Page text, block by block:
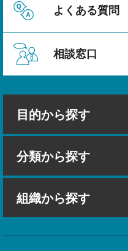
よくある質問
相談窓口
目的から探す
分類から探す
組織から探す